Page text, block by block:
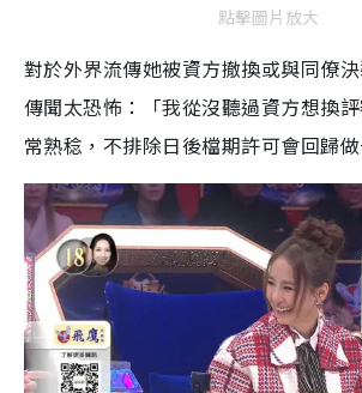
點擊圖片放大
對於外界流傳她被資方撤換或與同僚
傳聞太恐怖：「我從沒聽過資方想換
常熟稔，不排除日後檔期許可會回歸做